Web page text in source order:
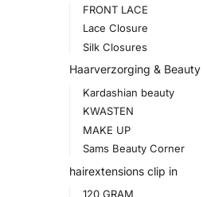
FRONT LACE
Lace Closure
Silk Closures
Haarverzorging & Beauty
Kardashian beauty
KWASTEN
MAKE UP
Sams Beauty Corner
hairextensions clip in
120 GRAM